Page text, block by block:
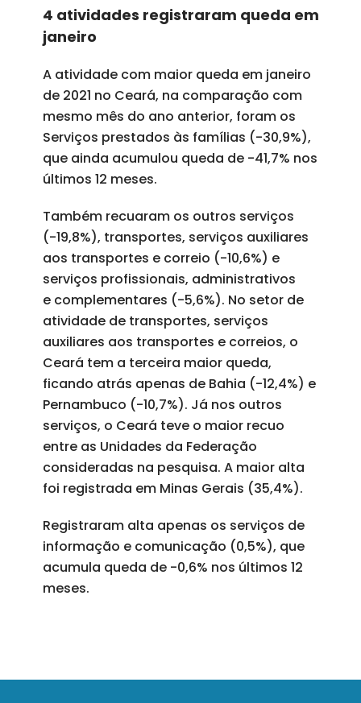
4 atividades registraram queda em
janeiro
A atividade com maior queda em janeiro
de 2021 no Ceará, na comparação com
mesmo mês do ano anterior, foram os
Serviços prestados às famílias (-30,9%),
que ainda acumulou queda de -41,7% nos
últimos 12 meses.
Também recuaram os outros serviços
(-19,8%), transportes, serviços auxiliares
aos transportes e correio (-10,6%) e
serviços profissionais, administrativos
e complementares (-5,6%). No setor de
atividade de transportes, serviços
auxiliares aos transportes e correios, o
Ceará tem a terceira maior queda,
ficando atrás apenas de Bahia (-12,4%) e
Pernambuco (-10,7%). Já nos outros
serviços, o Ceará teve o maior recuo
entre as Unidades da Federação
consideradas na pesquisa. A maior alta
foi registrada em Minas Gerais (35,4%).
Registraram alta apenas os serviços de
informação e comunicação (0,5%), que
acumula queda de -0,6% nos últimos 12
meses.